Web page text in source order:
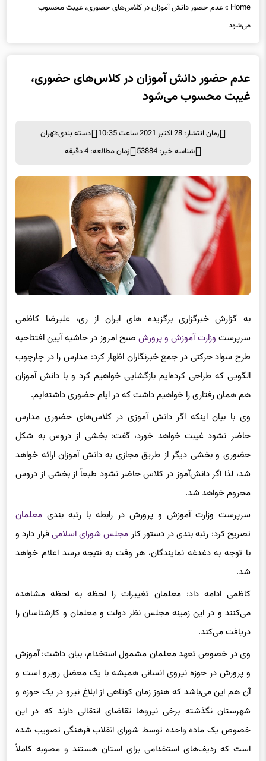
می‌شود
غیبت محسوب می‌شود
شناسه خبر: 53884
زمان مطالعه: 4 دقیقه
سرپرستوزارت آموزش و پرورشصبح امروز در حاشیه آیین افتتاحیه
طرح سواد حرکتی در جمع خبرنگاران اظهار کرد: مدارس را در چارچوب
الگویی که طراحی کرده‌ایم بازگشایی خواهیم کرد و با دانش آموزان
هم همان رفتاری را خواهیم داشت که در ایام حضوری داشته‌ایم.
وی با بیان اینکه اگر دانش آموزی در کلاس‌های حضوری مدارس
حاضر نشود غیبت خواهد خورد، گفت: بخشی از دروس به شکل
حضوری و بخشی دیگر از طریق مجازی به دانش آموزان ارائه خواهد
شد، لذا اگر دانش‌آموز در کلاس حاضر نشود طبعاً از بخشی از دروس
محروم خواهد شد.
سرپرست وزارت آموزش و پرورش در رابطه با رتبه بندی
تصریح کرد: رتبه بندی در دستور کار مجلس شورای اسلامیقرار دارد و
با توجهبه دغدغه نمایندگان، هر وقت به نتیجه برسد اعلام خواهد
شد.
کاظمی ادامه داد: معلمان تغییرات را لحظه به لحظه مشاهده
می‌کنند و در این زمینه مجلس نظر دولت و معلمان و کارشناسان را
دریافت می‌کند.
وی در خصوص تعهد معلمان مشمول استخدام، بیان داشت: آموزش
و پرورش در حوزه نیروی انسانی همیشه با یک معضل روبرو است و
آن هم این می‌باشد که هنوز زمان کوتاهی از ابلاغ نیرو در یک حوزه و
شهرستان نگذشته برخی نیروها تقاضای انتقالی دارند که در این
خصوص یک ماده واحده توسط شورای انقلاب فرهنگی تصویب شده
است که ردیف‌های استخدامی برای استان هستند و مصوبه کاملاً
درستی می‌باشد لذا اگر بخواهیم ماندگاری نیروی انسانی در آموزش و